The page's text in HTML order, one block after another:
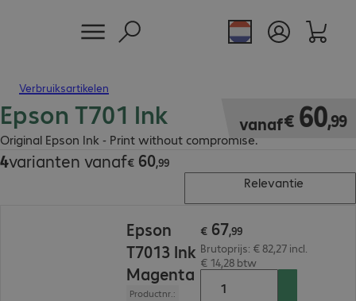
Verbruiksartikelen
Epson T701 Ink
Original Epson Ink - Print without compromise.
vanaf€ 60,99
€ 60,99
4varianten vanaf€ 60,99
€ 60,99
Relevantie
Epson
T7013 Ink
Magenta
Productnr.:
€ 67,99
Brutoprijs: € 82,27 incl.
€ 14,28 btw